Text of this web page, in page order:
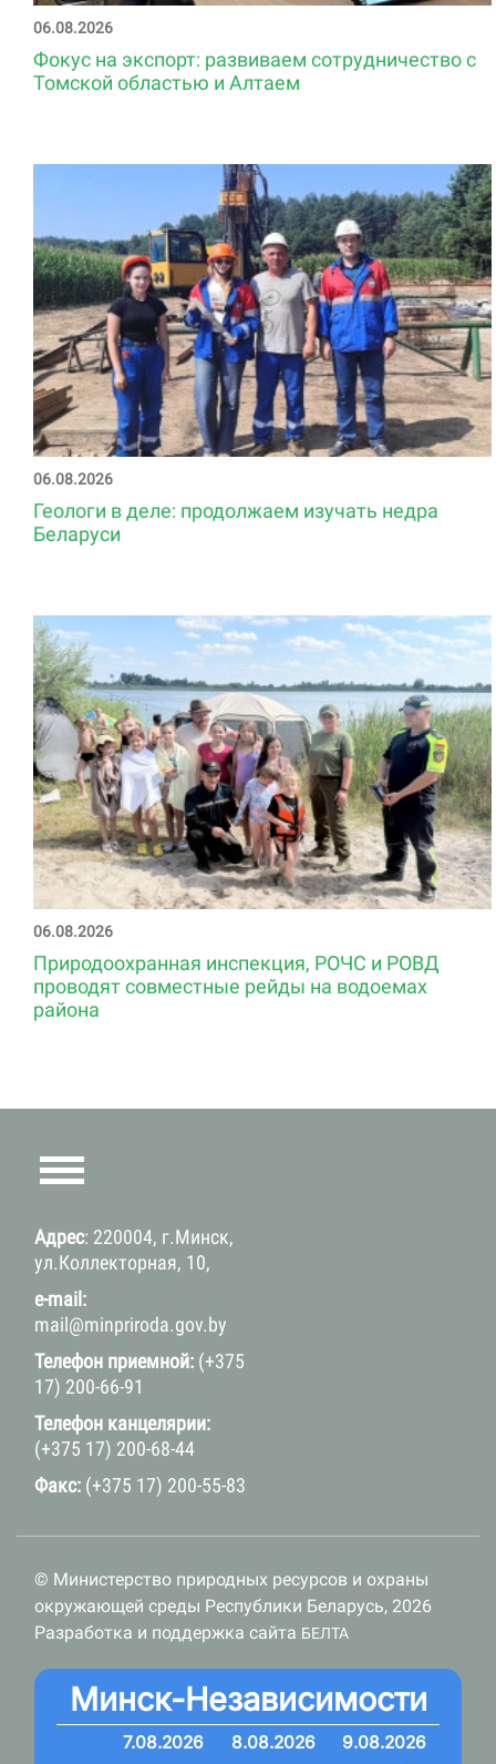
06.08.2026
Фокус на экспорт: развиваем сотрудничество с
Томской областью и Алтаем
06.08.2026
Геологи в деле: продолжаем изучать недра
Беларуси
06.08.2026
Природоохранная инспекция, РОЧС и РОВД
проводят совместные рейды на водоемах
района
Адрес: 220004, г.Минск,
ул.Коллекторная, 10,
e-mail:
mail@minpriroda.gov.by
Телефон приемной: (+375
17) 200-66-91
Телефон канцелярии:
(+375 17) 200-68-44
Факс: (+375 17) 200-55-83
© Министерство природных ресурсов и охраны
окружающей среды Республики Беларусь, 2026
Разработка и поддержка сайта БЕЛТА
Минск-Независимости
7.08.2026 8.08.2026 9.08.2026